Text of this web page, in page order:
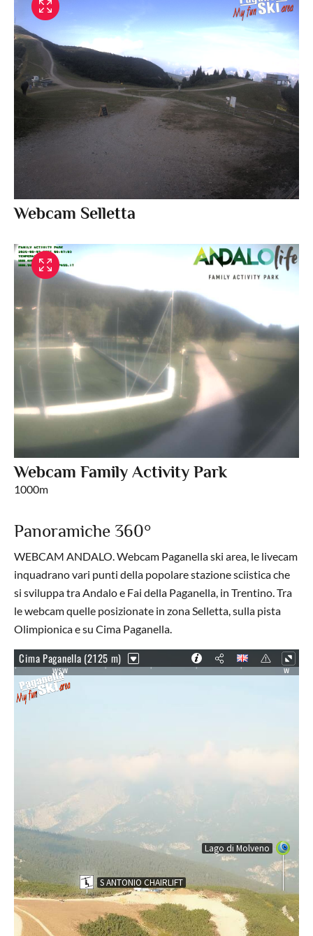
Webcam Selletta
Webcam Family Activity Park
1000m
Panoramiche 360°
WEBCAM ANDALO. Webcam Paganella ski area, le livecam
inquadrano vari punti della popolare stazione sciistica che
si sviluppa tra Andalo e Fai della Paganella, in Trentino. Tra
le webcam quelle posizionate in zona Selletta, sulla pista
Olimpionica e su Cima Paganella.